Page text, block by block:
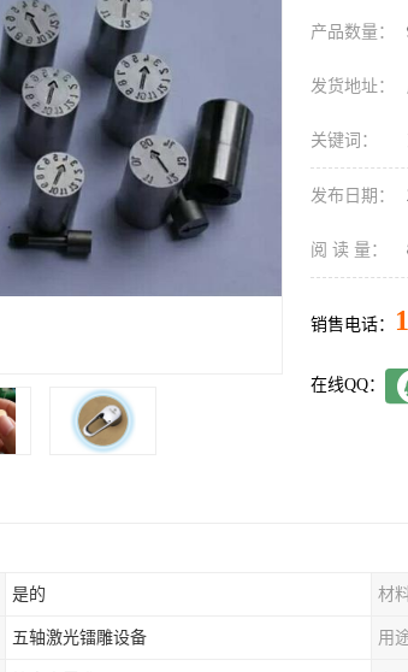
产品数量：
发货地址：
关键词：
发布日期：
阅 读 量：
销售电话：
在线QQ：
是的 材
五轴激光镭雕设备 用